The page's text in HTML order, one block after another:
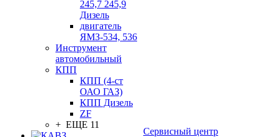
245,7 245,9
Дизель
двигатель
ЯМЗ-534, 536
Инструмент
автомобильный
КПП
КПП (4-ст
ОАО ГАЗ)
КПП Дизель
ZF
+ ЕЩЕ 11
Сервисный центр